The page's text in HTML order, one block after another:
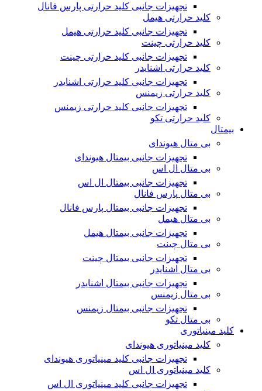
تجهیزات جانبی کلید حرارتی پارس فانال
کلید حرارتی هیمل
تجهیزات جانبی کلید حرارتی هیمل
کلید حرارتی چینت
تجهیزات جانبی کلید حرارتی چینت
کلید حرارتی اشنایدر
تجهیزات جانبی کلید حرارتی اشنایدر
کلید حرارتی زیمنس
تجهیزات جانبی کلید حرارتی زیمنس
کلید حرارتی تکو
بیمتال
بی متال هیوندای
تجهیزات جانبی بیمتال هیوندای
بی متال ال اس
تجهیزات جانبی بیمتال ال اس
بی متال پارس فانال
تجهیزات جانبی بیمتال پارس فانال
بی متال هیمل
تجهیزات جانبی بیمتال هیمل
بی متال چینت
تجهیزات جانبی بیمتال چینت
بی متال اشنایدر
تجهیزات جانبی بیمتال اشنایدر
بی متال زیمنس
تجهیزات جانبی بیمتال زیمنس
بی متال تکو
کلید مینیاتوری
کلید مینیاتوری هیوندای
تجهیزات جانبی کلید مینیاتوری هیوندای
کلید مینیاتوری ال اس
تجهیزات جانبی کلید مینیاتوری ال اس